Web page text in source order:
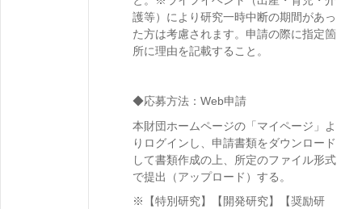
護等）により研究一時中断の期間があっ
た方は考慮されます。申請の際に指定箇
所に理由を記載すること。
◆応募方法：Web申請
本財団ホームページの「 マイページ 」よ
りログインし、申請書類をダウンロード
して書類作成の上、所定のファイル形式
で提出（アップロード）する。
※【特別研究】【開発研究】
【奨励研